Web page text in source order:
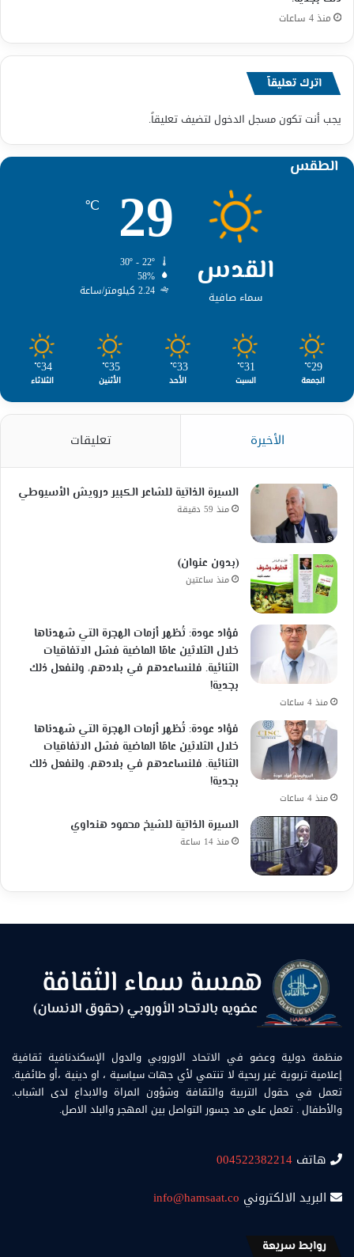
منذ 4 ساعات
اترك تعليقاً
يجب أنت تكونمسجل الدخول لتضيف تعليقاً.
الطقس
القدس
سماء صافية
29
℃
58%
2.24 كيلومتر/ساعة
29
℃
الجمعة
31
℃
السبت
33
℃
الأحد
35
℃
الأثنين
34
℃
الثلاثاء
الأخيرة تعليقات
السيرة الذاتية للشاعر الكبير درويش الأسيوطي
منذ 59 دقيقة
(بدون عنوان)
منذ ساعتين
فؤاد عودة: تُظهر أزمات الهجرة التي شهدناها
خلال الثلاثين عامًا الماضية فشل الاتفاقيات
الثنائية. فلنساعدهم في بلادهم، ولنفعل ذلك
بجدية!
منذ 4 ساعات
فؤاد عودة: تُظهر أزمات الهجرة التي شهدناها
خلال الثلاثين عامًا الماضية فشل الاتفاقيات
الثنائية. فلنساعدهم في بلادهم، ولنفعل ذلك
بجدية!
منذ 4 ساعات
السيرة الذاتية للشيخ محمود هنداوي
منذ 14 ساعة
منظمة دولية وعضو في الاتحاد الاوروبي والدول الإسكندنافية ثقافية
إعلامية تربوية غير ربحية لا تنتمي لأي جهات سياسية ، او دينية ،أو طائفية.
تعمل في حقول التربية والثقافة وشؤون المراة والابداع لدى الشباب.
والأطفال . تعمل على مد جسور التواصل بين المهجر والبلد الاصل.
هاتف 004522382214
البريد الالكتروني info@hamsaat.co
روابط سريعة